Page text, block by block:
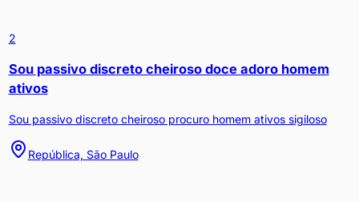
2
Sou passivo discreto cheiroso doce adoro homem
ativos
Sou passivo discreto cheiroso procuro homem ativos sigiloso
República, São Paulo